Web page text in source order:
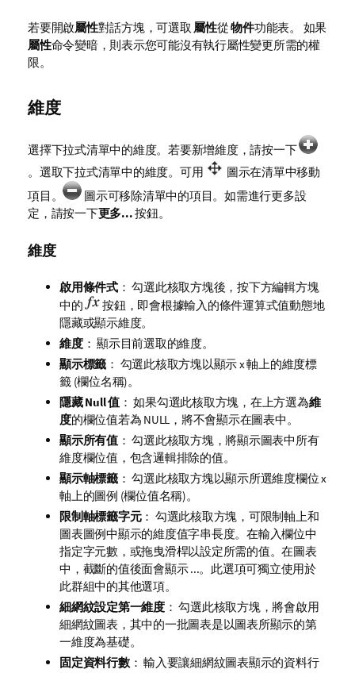
若要開啟屬性對話方塊，可選取 屬性從物件功能表。 如果
屬性命令變暗，則表示您可能沒有執行屬性變更所需的權
限。
維度
選擇下拉式清單中的維度。若要新增維度，請按一下
。選取下拉式清單中的維度。可用
圖示在清單中移動
項目。
圖示可移除清單中的項目。如需進行更多設
定，請按一下更多...按鈕。
維度
啟用條件式： 勾選此核取方塊後，按下方編輯方塊
中的
按鈕，即會根據輸入的條件運算式值動態地
隱藏或顯示維度。
維度： 顯示目前選取的維度。
顯示標籤 ： 勾選此核取方塊以顯示 x 軸上的維度標
籤 (欄位名稱)。
隱藏 Null 值： 如果勾選此核取方塊，在上方選為維
度的欄位值若為 NULL，將不會顯示在圖表中。
顯示所有值： 勾選此核取方塊，將顯示圖表中所有
維度欄位值，包含邏輯排除的值。
顯示軸標籤： 勾選此核取方塊以顯示所選維度欄位 x
軸上的圖例 (欄位值名稱)。
限制軸標籤字元： 勾選此核取方塊，可限制軸上和
圖表圖例中顯示的維度值字串長度。在輸入欄位中
指定字元數，或拖曳滑桿以設定所需的值。在圖表
中，截斷的值後面會顯示 ...。此選項可獨立使用於
此群組中的其他選項。
細網紋設定第一維度： 勾選此核取方塊，將會啟用
細網紋圖表，其中的一批圖表是以圖表所顯示的第
一維度為基礎。
固定資料行數： 輸入要讓細網紋圖表顯示的資料行